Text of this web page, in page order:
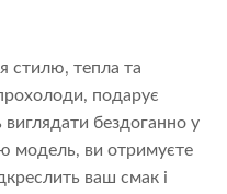
стилю, тепла та
подарує
виглядати бездоганно у
модель, ви отримуєте
ваш смак і